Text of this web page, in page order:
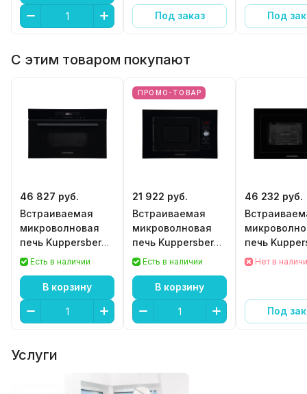
Под заказ Под
С этим товаром покупают
46 827 руб.
Встраиваемая
микроволновая
печь Kuppersberg
HMW 634 B
Есть в наличии
В корзину
ПРОМО-ТОВАР
21 922 руб.
Встраиваемая
микроволновая
печь Kuppersberg
HMW 625 B
Есть в наличии
В корзину
46 232 руб.
печь
HMW 655 B
Нет в
Под
Услуги